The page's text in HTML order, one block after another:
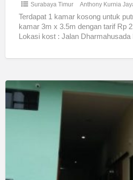
Surabaya Timur Anthony Kurnia
Terdapat 1 kamar kosong untuk
kamar 3m x 3.5m dengan tarif Rp
Lokasi kost : Jalan
Menerima
Kost
Surabaya